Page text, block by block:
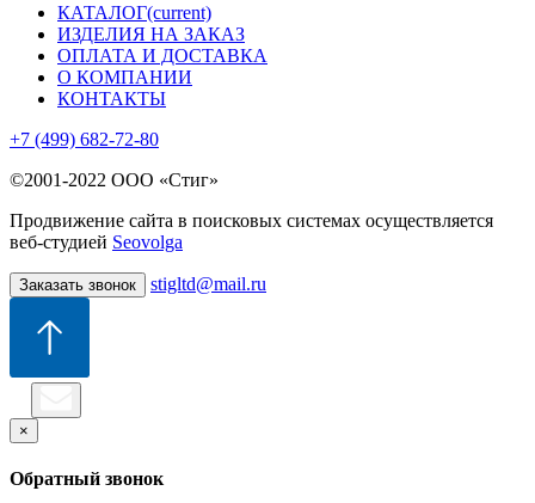
КАТАЛОГ(current)
ИЗДЕЛИЯ НА ЗАКАЗ
ОПЛАТА И ДОСТАВКА
О КОМПАНИИ
КОНТАКТЫ
+7 (499) 682-72-80
©2001-2022 ООО «Стиг»
Продвижение сайта в поисковых системах осуществляется
веб-студией Seovolga
Заказать звонок stigltd@mail.ru
×
Обратный звонок